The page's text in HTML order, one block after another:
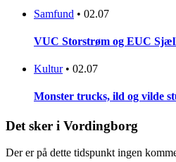
Samfund • 02.07
VUC Storstrøm og EUC
Kultur • 02.07
Monster trucks, ild og vilde
Det sker i Vordingborg
Der er på dette tidspunkt ingen